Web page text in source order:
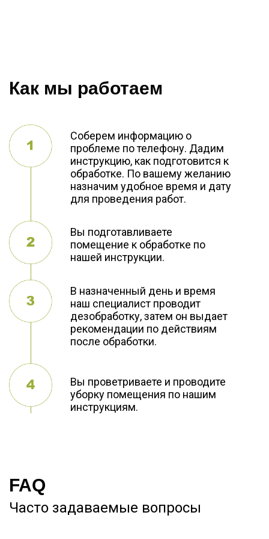
Как мы работаем
Соберем информацию о
проблеме по телефону. Дадим
инструкцию, как подготовится к
обработке. По вашему желанию
назначим удобное время и дату
для проведения работ.
Вы подготавливаете
помещение к обработке по
нашей инструкции.
В назначенный день и время
наш специалист проводит
дезобработку, затем он выдает
рекомендации по действиям
после обработки.
Вы проветриваете и проводите
уборку помещения по нашим
инструкциям.
FAQ
Часто задаваемые вопросы